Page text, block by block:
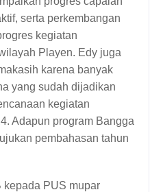
serta perkembangan
kegiatan
Playen. Edy juga
karena banyak
yang sudah dijadikan
kegiatan
Adapun program Bangga
pembahasan tahun
kepada PUS mupar